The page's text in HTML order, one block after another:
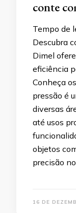
conte
Tempo de
Descubra
Dimel
eficiência
Conheça
pressão é
diversas
até usos
objetos
precisão
16 DE